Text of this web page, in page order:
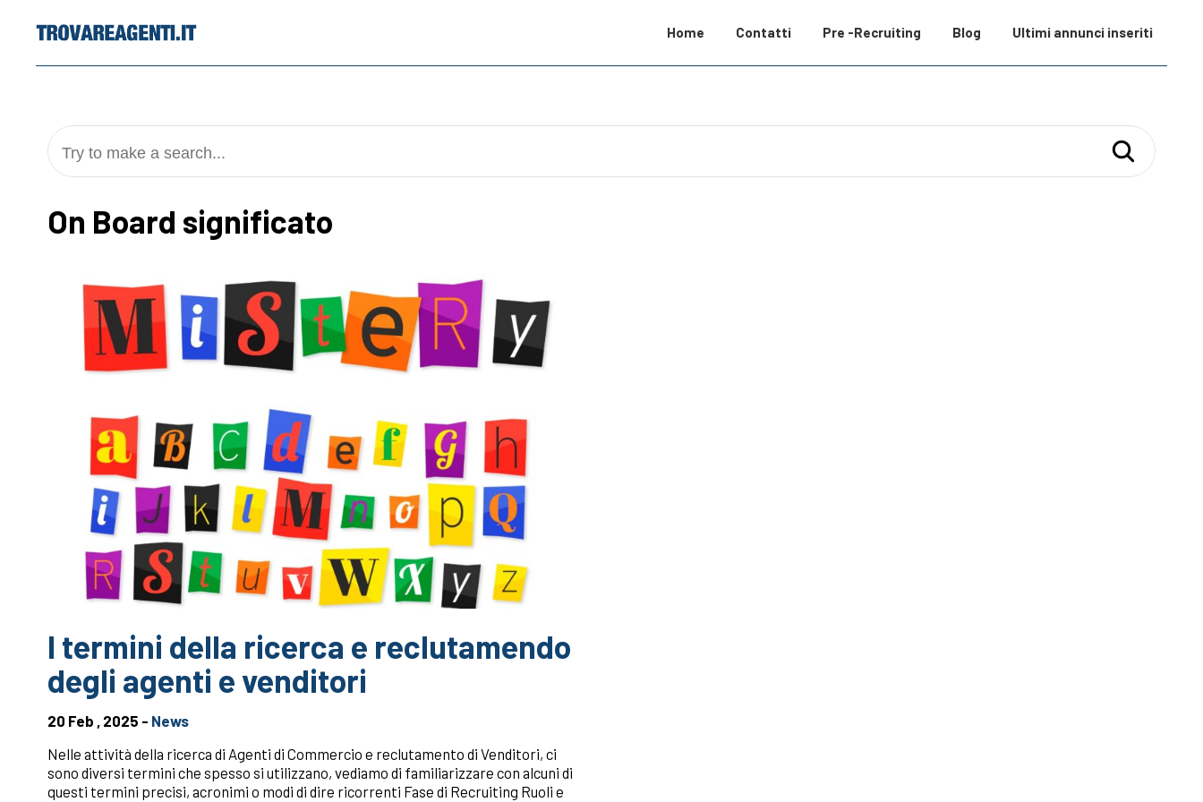
content
Home Contatti Pre -Recruiting Blog Ultimi annunci inseriti
Try to make a search...
On Board significato
I termini della ricerca e reclutamendo
degli agenti e venditori
20 Feb , 2025 - News
Nelle attività della ricerca di Agenti di Commercio e reclutamento di Venditori, ci
sono diversi termini che spesso si utilizzano, vediamo di familiarizzare con alcuni di
questi termini precisi, acronimi o modi di dire ricorrenti Fase di Recruiting Ruoli e